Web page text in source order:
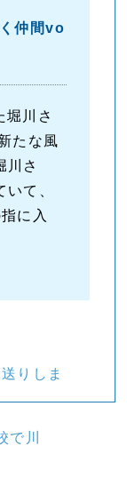
仲間vo
川さ
たな風
川さ
て、
に入
りしま
川